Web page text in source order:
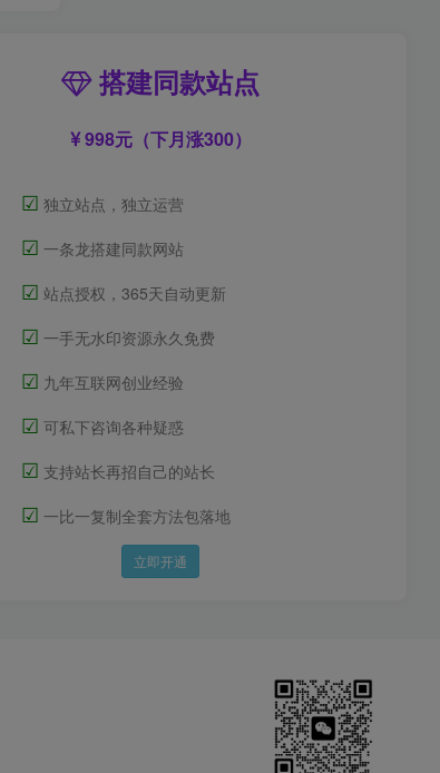
搭建同款站点
998元（下月涨300）
☑ 独立站点，独立运营
☑ 一条龙搭建同款网站
☑ 站点授权，365天自动更新
☑ 一手无水印资源永久免费
☑ 九年互联网创业经验
☑ 可私下咨询各种疑惑
☑ 支持站长再招自己的站长
☑ 一比一复制全套方法包落地
立即开通